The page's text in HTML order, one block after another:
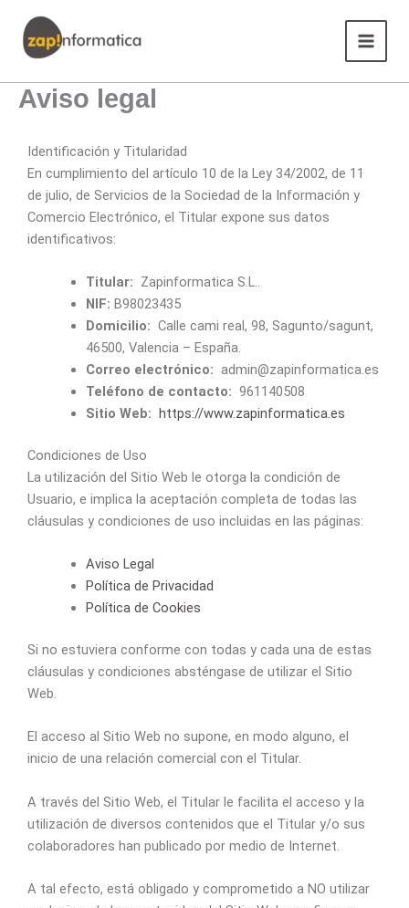
contenido
Main
Menu
Aviso legal
Identificación y Titularidad
En cumplimiento del artículo 10 de la Ley 34/2002, de 11
de julio, de Servicios de la Sociedad de la Información y
Comercio Electrónico, el Titular expone sus datos
identificativos:
Titular: Zapinformatica S.L..
NIF: B98023435
Domicilio: Calle cami real, 98, Sagunto/sagunt,
46500, Valencia – España.
Correo electrónico: admin@zapinformatica.es
Teléfono de contacto: 961140508
Sitio Web: https://www.zapinformatica.es
Condiciones de Uso
La utilización del Sitio Web le otorga la condición de
Usuario, e implica la aceptación completa de todas las
cláusulas y condiciones de uso incluidas en las páginas:
Aviso Legal
Política de Privacidad
Política de Cookies
Si no estuviera conforme con todas y cada una de estas
cláusulas y condiciones absténgase de utilizar el Sitio
Web.
El acceso al Sitio Web no supone, en modo alguno, el
inicio de una relación comercial con el Titular.
A través del Sitio Web, el Titular le facilita el acceso y la
utilización de diversos contenidos que el Titular y/o sus
colaboradores han publicado por medio de Internet.
A tal efecto, está obligado y comprometido a NO utilizar